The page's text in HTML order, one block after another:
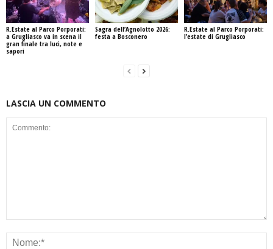
R.Estate al Parco Porporati:
a Grugliasco va in scena il
gran finale tra luci, note e
sapori
Sagra dell’Agnolotto 2026:
festa a Bosconero
R.Estate al Parco Porporati:
l’estate di Grugliasco
LASCIA UN COMMENTO